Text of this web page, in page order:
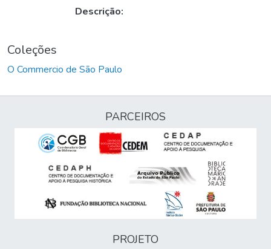
Descrição:
Coleções
O Commercio de São Paulo
PARCEIROS
PROJETO